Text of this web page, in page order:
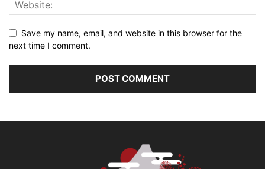
Save my name, email, and website in this browser for the
next time I comment.